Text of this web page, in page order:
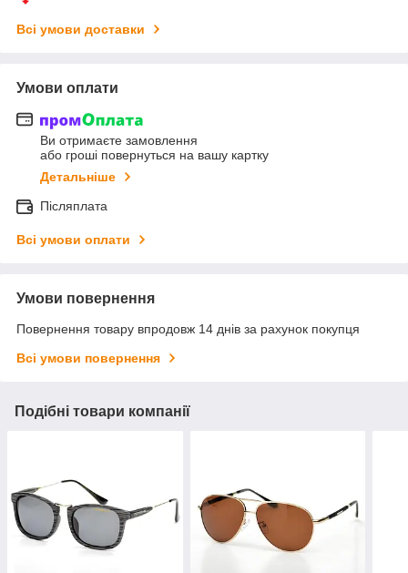
Всі умови доставки
Умови оплати
Ви отримаєте замовлення
або гроші повернуться на вашу картку
Детальніше
Післяплата
Всі умови оплати
Умови повернення
Повернення товару впродовж 14 днів за рахунок покупця
Всі умови повернення
Подібні товари компанії